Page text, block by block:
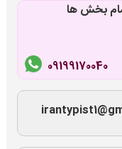
بخش ها
09199170040